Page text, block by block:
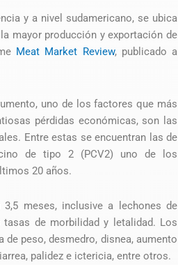
y a nivel sudamericano, se ubica
mayor producción y exportación de
Meat Market Review, publicado a
uno de los factores que más
pérdidas económicas, son las
Entre estas se encuentran las de
de tipo 2 (PCV2) uno de los
20 años.
meses, inclusive a lechones de
de morbilidad y letalidad. Los
peso, desmedro, disnea, aumento
palidez e ictericia, entre otros.